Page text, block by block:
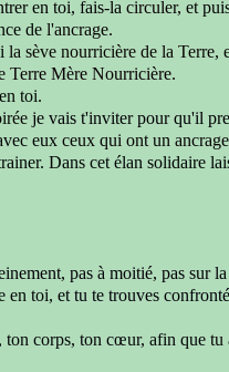
en toi, fais-la circuler, et
de l'ancrage.
la sève nourricière de la Terre,
Terre Mère Nourricière.
toi.
je vais t'inviter pour qu'il
eux ceux qui ont un
Dans cet élan solidaire
pas à moitié, pas sur
en toi, et tu te trouves confronté
ton corps, ton cœur, afin que tu